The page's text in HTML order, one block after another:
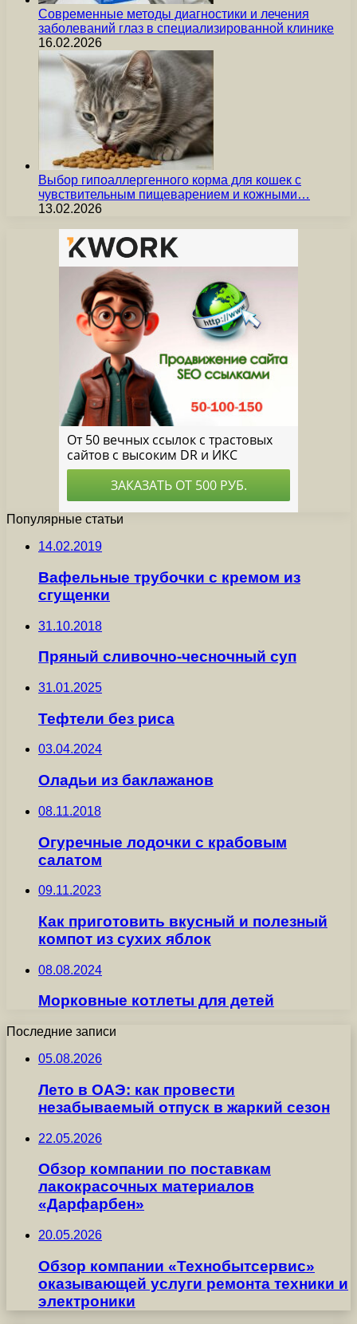
Современные методы диагностики и лечения
заболеваний глаз в специализированной клинике
16.02.2026
Выбор гипоаллергенного корма для кошек с
чувствительным пищеварением и кожными…
13.02.2026
Популярные статьи
14.02.2019
Вафельные трубочки с кремом из
сгущенки
31.10.2018
Пряный сливочно-чесночный суп
31.01.2025
Тефтели без риса
03.04.2024
Оладьи из баклажанов
08.11.2018
Огуречные лодочки с крабовым
салатом
09.11.2023
Как приготовить вкусный и полезный
компот из сухих яблок
08.08.2024
Морковные котлеты для детей
Последние записи
05.08.2026
Лето в ОАЭ: как провести
незабываемый отпуск в жаркий сезон
22.05.2026
Обзор компании по поставкам
лакокрасочных материалов
«Дарфарбен»
20.05.2026
Обзор компании «Технобытсервис»
оказывающей услуги ремонта техники и
электроники